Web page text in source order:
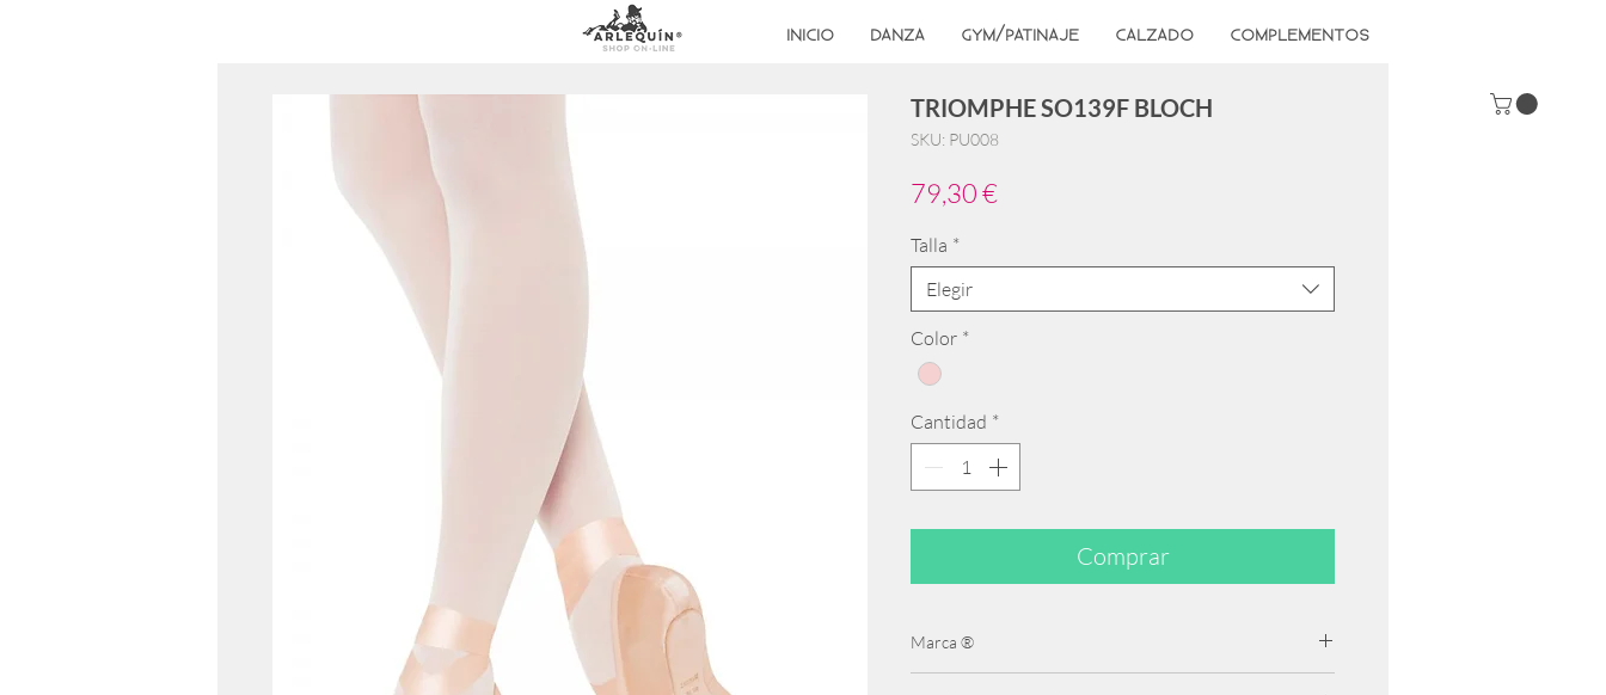
INICIO DANZA GYM/PATINAJE CALZADO COMPLEMENTOS
TRIOMPHE SO139F BLOCH
SKU: PU008
79,30 €Precio
Talla *
Elegir
Color *
Cantidad *
Comprar
Marca ®